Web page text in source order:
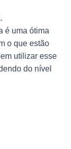
é uma ótima
o que estão
utilizar esse
do nível